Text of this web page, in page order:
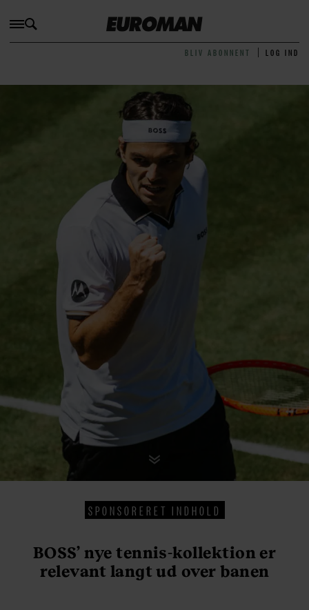
BLIV ABONNENT LOG IND
SPONSORERET INDHOLD
BOSS’ nye tennis-kollektion er
relevant langt ud over banen